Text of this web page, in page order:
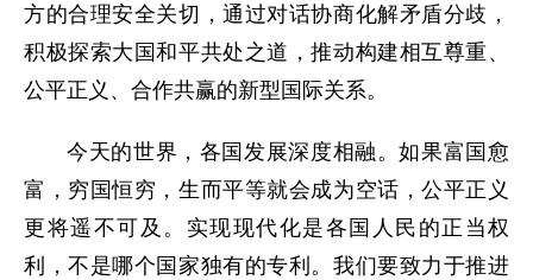
方的合理安全关切，通过对话协商化解矛盾分歧，
积极探索大国和平共处之道，推动构建相互尊重、
公平正义、合作共赢的新型国际关系。
今天的世界，各国发展深度相融。如果富国愈
富，穷国恒穷，生而平等就会成为空话，公平正义
更将遥不可及。实现现代化是各国人民的正当权
利，不是哪个国家独有的专利。我们要致力于推进